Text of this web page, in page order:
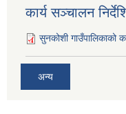
कार्य सञ्‍चालन
सुनकोशी गाउँपालिकाको
अन्य